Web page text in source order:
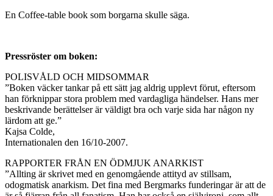
En Coffee-table book som borgarna skulle säga.
Pressröster om boken:
POLISVÅLD OCH MIDSOMMAR
”Boken väcker tankar på ett sätt jag aldrig upplevt förut, eftersom
han förknippar stora problem med vardagliga händelser. Hans mer
beskrivande berättelser är väldigt bra och varje sida har någon ny
lärdom att ge.”
Kajsa Colde,
Internationalen den 16/10-2007.
RAPPORTER FRÅN EN ÖDMJUK ANARKIST
”Allting är skrivet med en genomgående attityd av stillsam,
odogmatisk anarkism. Det fina med Bergmarks funderingar är att de